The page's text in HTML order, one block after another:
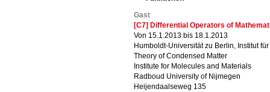
Gast
[C7] Differential Operators of
Von 15.1.2013 bis 18.1.2013
Humboldt-Universität zu Berlin, Institut
Theory of Condensed Matter
Institute for Molecules and Materials
Radboud University of Nijmegen
Heijendaalseweg 135